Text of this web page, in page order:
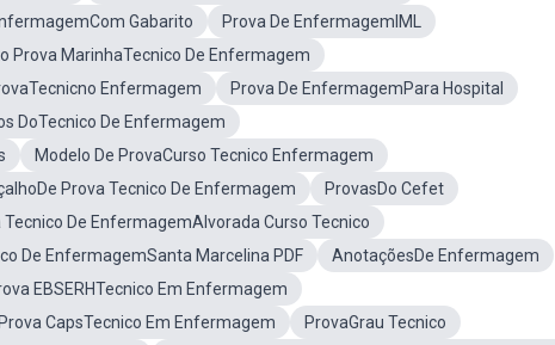
Gabarito
Prova De EnfermagemIML
Prova MarinhaTecnico De Enfermagem
Enfermagem
Prova De EnfermagemPara Hospital
DoTecnico De Enfermagem
Modelo De ProvaCurso Tecnico Enfermagem
Prova Tecnico De Enfermagem
ProvasDo Cefet
Tecnico De EnfermagemAlvorada Curso Tecnico
De EnfermagemSanta Marcelina PDF
AnotaçõesDe Enfermagem
EBSERHTecnico Em Enfermagem
CapsTecnico Em Enfermagem
ProvaGrau Tecnico